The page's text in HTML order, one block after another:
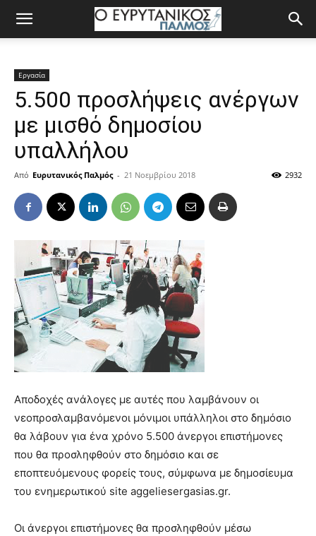
Εργασία
5.500 προσλήψεις ανέργων
με μισθό δημοσίου
υπαλλήλου
Από Ευρυτανικός Παλμός - 21 Νοεμβρίου 2018 2932
Αποδοχές ανάλογες με αυτές που λαμβάνουν οι
νεοπροσλαμβανόμενοι μόνιμοι υπάλληλοι στο δημόσιο
θα λάβουν για ένα χρόνο 5.500 άνεργοι επιστήμονες
που θα προσληφθούν στο δημόσιο και σε
εποπτευόμενους φορείς τους, σύμφωνα με δημοσίευμα
του ενημερωτικού site aggeliesergasias.gr.
Οι άνεργοι επιστήμονες θα προσληφθούν μέσω